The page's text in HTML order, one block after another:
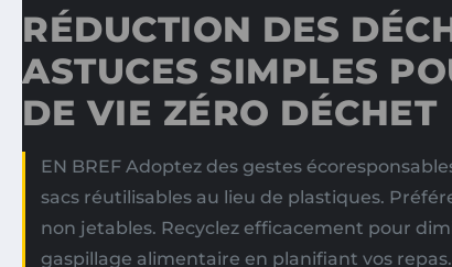
RÉDUCTION DES
ASTUCES SIMPLES
DE VIE ZÉRO DÉCHET
EN BREF Adoptez des gestes
sacs réutilisables au lieu de plastiques.
non jetables. Recyclez efficacement pour
gaspillage alimentaire en planifiant vos